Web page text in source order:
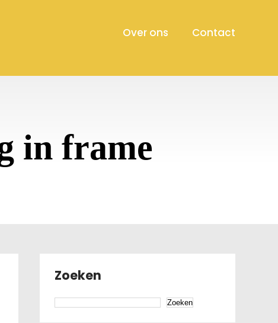
Over ons Contact
in frame
Zoeken
Zoeken